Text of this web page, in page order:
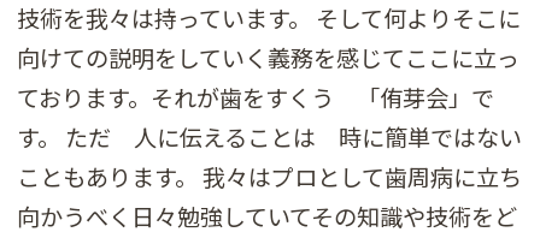
技術を我々は持っています。 そして何よりそこに
向けての説明をしていく義務を感じてここに立っ
ております。それが歯をすくう 「侑芽会」で
す。 ただ 人に伝えることは 時に簡単ではない
こともあります。 我々はプロとして歯周病に立ち
向かうべく日々勉強していてその知識や技術をど